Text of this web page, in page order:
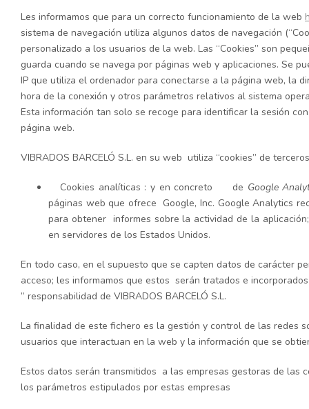
Les informamos que para un correcto funcionamiento de la web
sistema de navegación utiliza algunos datos de navegación
personalizado a los usuarios de la web. Las “Cookies” son
guarda cuando se navega por páginas web y aplicaciones. Se
IP que utiliza el ordenador para conectarse a la página web, la
hora de la conexión y otros parámetros relativos al sistema
Esta información tan solo se recoge para identificar la sesión
página web.
VIBRADOS BARCELÓ S.L. en su web utiliza “cookies” de
Cookies analíticas : y en concreto de Google
páginas web que ofrece Google, Inc. Google Analytics
para obtener informes sobre la actividad de la
en servidores de los Estados Unidos.
En todo caso, en el supuesto que se capten datos de carácter
acceso; les informamos que estos serán tratados e
” responsabilidad de VIBRADOS BARCELÓ S.L.
La finalidad de este fichero es la gestión y control de las redes
usuarios que interactuan en la web y la información que se
Estos datos serán transmitidos a las empresas gestoras de las
los parámetros estipulados por estas empresas